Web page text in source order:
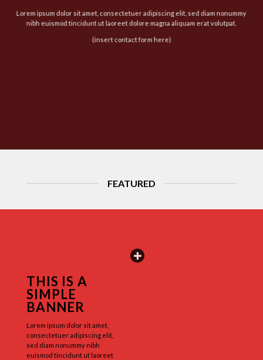
Lorem ipsum dolor sit amet, consectetuer adipiscing elit, sed diam nonummy
nibh euismod tincidunt ut laoreet dolore magna aliquam erat volutpat.
(insert contact form here)
FEATURED
THIS IS A
SIMPLE
BANNER
Lorem ipsum dolor sit amet,
consectetuer adipiscing elit,
sed diam nonummy nibh
euismod tincidunt ut laoreet